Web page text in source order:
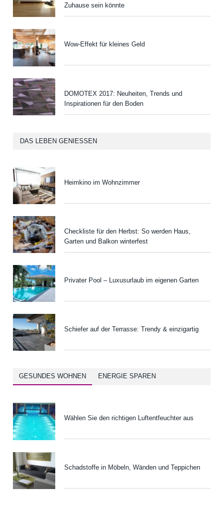
Zuhause sein könnte
Wow-Effekt für kleines Geld
DOMOTEX 2017: Neuheiten, Trends und
Inspirationen für den Boden
DAS LEBEN GENIESSEN
Heimkino im Wohnzimmer
Checkliste für den Herbst: So werden Haus,
Garten und Balkon winterfest
Privater Pool – Luxusurlaub im eigenen Garten
Schiefer auf der Terrasse: Trendy & einzigartig
GESUNDES WOHNEN ENERGIE SPAREN
Wählen Sie den richtigen Luftentfeuchter aus
Schadstoffe in Möbeln, Wänden und Teppichen